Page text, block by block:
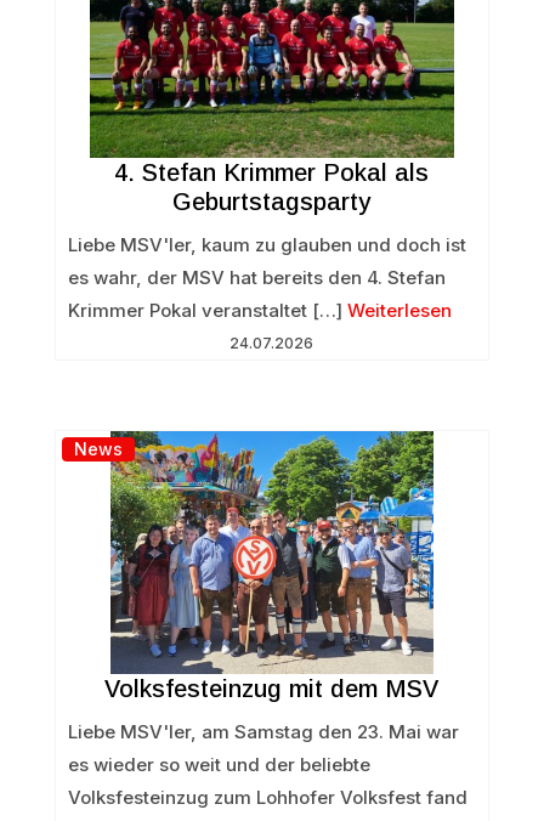
4. Stefan Krimmer Pokal als
Geburtstagsparty
Liebe MSV'ler, kaum zu glauben und doch ist
es wahr, der MSV hat bereits den 4. Stefan
Krimmer Pokal veranstaltet […] Weiterlesen
24.07.2026
Volksfesteinzug mit dem MSV
Liebe MSV'ler, am Samstag den 23. Mai war
es wieder so weit und der beliebte
Volksfesteinzug zum Lohhofer Volksfest fand
News